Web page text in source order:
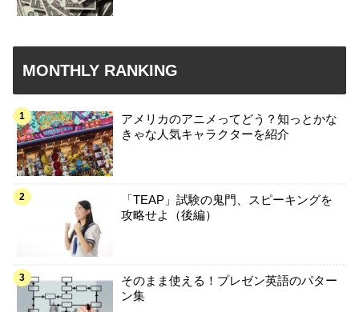
MONTHLY RANKING
アメリカのアニメってどう？知っとかな
きゃな人気キャラクターを紹介
「TEAP」試験の鬼門、スピーキングを
攻略せよ（後編）
そのまま使える！プレゼン英語のパター
ン集